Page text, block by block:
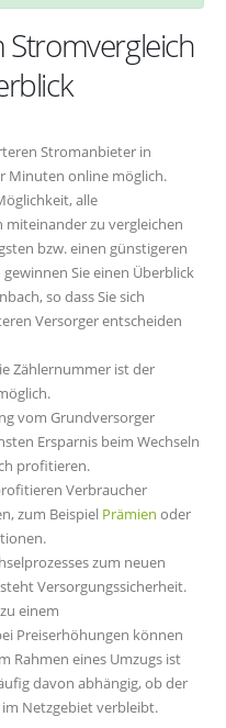
Stromvergleich
Stromanbieter in
Minuten online möglich.
alle
miteinander zu vergleichen
bzw. einen günstigeren
Sie einen Überblick
so dass Sie sich
Versorger entscheiden
Zählernummer ist der
vom Grundversorger
Ersparnis beim Wechseln
profitieren.
Verbraucher
zum Beispiel Prämien oder
zum neuen
Versorgungssicherheit.
einem
Preiserhöhungen können
Rahmen eines Umzugs ist
davon abhängig, ob der
Netzgebiet verbleibt.